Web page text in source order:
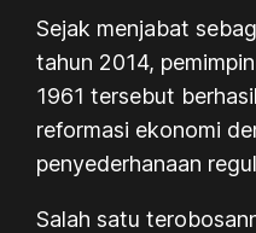
Sejak menjabat
tahun 2014,
1961 tersebut
reformasi ekonomi
penyederhanaan
Salah satu